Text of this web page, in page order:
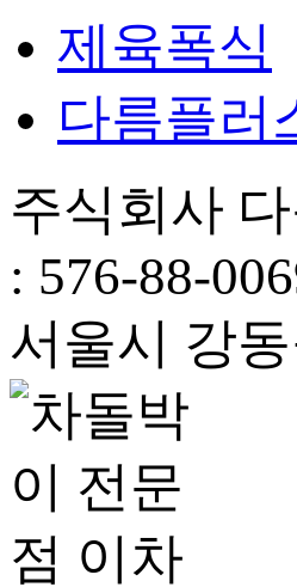
제육폭식
다름플러
주식회사
: 576-88-
서울시 강